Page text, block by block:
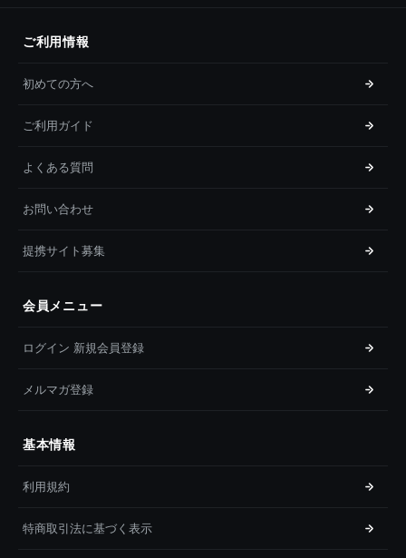
ご利用情報
初めての方へ
ご利用ガイド
よくある質問
お問い合わせ
提携サイト募集
会員メニュー
ログイン 新規会員登録
メルマガ登録
基本情報
利用規約
特商取引法に基づく表示